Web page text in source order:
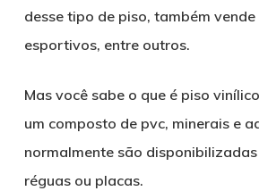
desse tipo de piso, também
esportivos, entre outros.
Mas você sabe o que é piso
um composto de pvc, minerais e
normalmente são
réguas ou placas.